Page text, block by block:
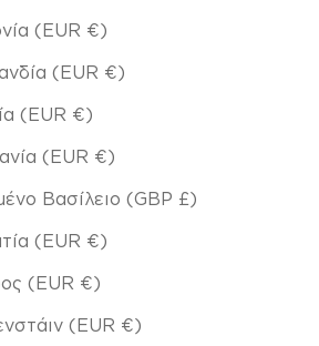
(EUR €)
(EUR €)
(EUR €)
(EUR €)
Βασίλειο (GBP £)
(EUR €)
(EUR €)
(EUR €)